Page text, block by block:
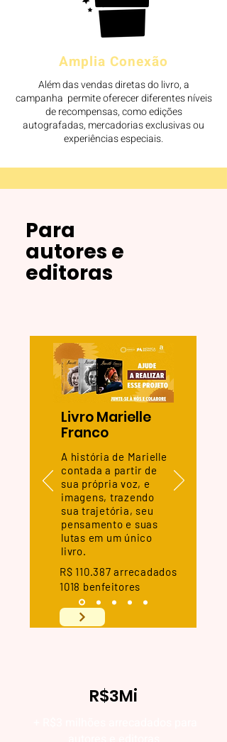
Amplia Conexão
Além das vendas diretas do livro, a
campanha permite oferecer diferentes níveis
de recompensas, como edições
autografadas, mercadorias exclusivas ou
experiências especiais.
Para
autores e
editoras
Livro Marielle
Franco
A história de Marielle
contada a partir de
sua própria voz, e
imagens, trazendo
sua trajetória, seu
pensamento e suas
lutas em um único
livro.
R$ 110.387 arrecadados
1018 benfeitores
R$3Mi